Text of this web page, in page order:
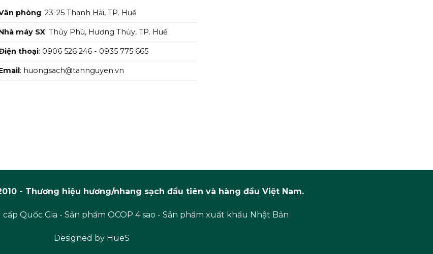
phòng: 23-25 Thanh Hải, TP. Huế
máy SX: Thủy Phù, Hương Thủy, TP. Huế
thoại: 0906 526 246 - 0935 775 665
: huongsach@tannguyen.vn
- Thương hiệu hương/nhang sạch đầu tiên và hàng đầu Việt Nam.
Quốc Gia - Sản phẩm OCOP 4 sao - Sản phẩm xuất khẩu Nhật Bản
Designed by HueS